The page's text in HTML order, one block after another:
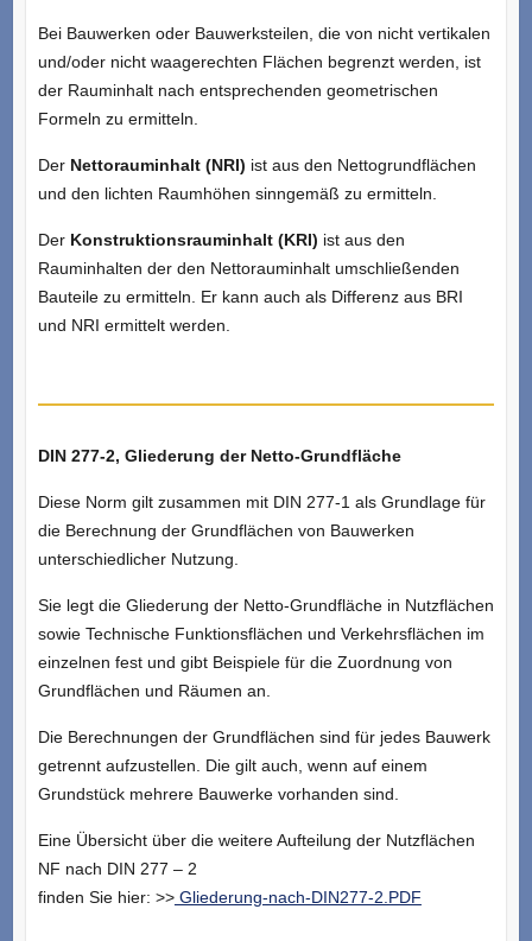
Bei Bauwerken oder Bauwerksteilen, die von nicht vertikalen
und/oder nicht waagerechten Flächen begrenzt werden, ist
der Rauminhalt nach entsprechenden geometrischen
Formeln zu ermitteln.
Der Nettorauminhalt (NRI) ist aus den Nettogrundflächen
und den lichten Raumhöhen sinngemäß zu ermitteln.
Der Konstruktionsrauminhalt (KRI) ist aus den
Rauminhalten der den Nettorauminhalt umschließenden
Bauteile zu ermitteln. Er kann auch als Differenz aus BRI
und NRI ermittelt werden.
DIN 277-2, Gliederung der Netto-Grundfläche
Diese Norm gilt zusammen mit DIN 277-1 als Grundlage für
die Berechnung der Grundflächen von Bauwerken
unterschiedlicher Nutzung.
Sie legt die Gliederung der Netto-Grundfläche in Nutzflächen
sowie Technische Funktionsflächen und Verkehrsflächen im
einzelnen fest und gibt Beispiele für die Zuordnung von
Grundflächen und Räumen an.
Die Berechnungen der Grundflächen sind für jedes Bauwerk
getrennt aufzustellen. Die gilt auch, wenn auf einem
Grundstück mehrere Bauwerke vorhanden sind.
Eine Übersicht über die weitere Aufteilung der Nutzflächen
NF nach DIN 277 – 2
finden Sie hier: >>Gliederung-nach-DIN277-2.PDF